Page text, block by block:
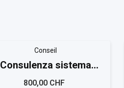
Conseil
Consulenza sistema
qualità ISO 9001
800,00 CHF